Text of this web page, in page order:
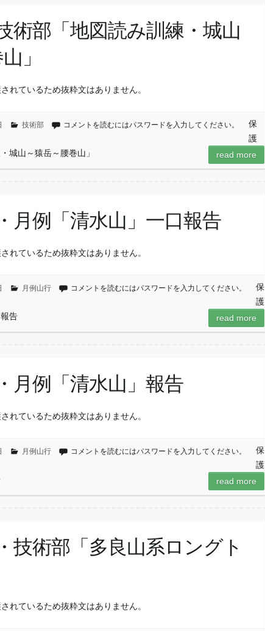
術部「地図読み訓練・城山
」
れているため抜粋文はありません。
技術部 コメントを読むにはパスワードを入力してください。
保
護
城山～猿岳～腰巻山」
read more
月例「清水山」一口報告
れているため抜粋文はありません。
月例山行 コメントを読むにはパスワードを入力してください。
保
護
告
read more
月例「清水山」報告
れているため抜粋文はありません。
月例山行 コメントを読むにはパスワードを入力してください。
保
護
read more
技術部「多良山系ロングト
れているため抜粋文はありません。